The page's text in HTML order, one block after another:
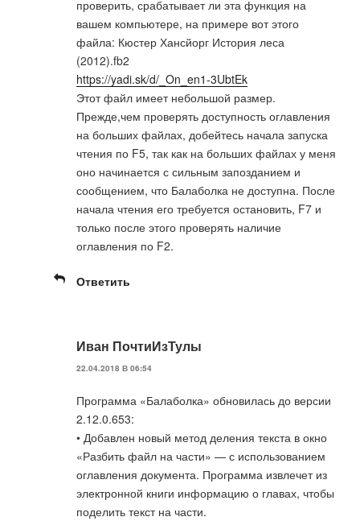
проверить, срабатывает ли эта функция на
вашем компьютере, на примере вот этого
файла: Кюстер Хансйорг История леса
(2012).fb2
https://yadi.sk/d/_On_en1-3UbtEk
Этот файл имеет небольшой размер.
Прежде,чем проверять доступность оглавления
на больших файлах, добейтесь начала запуска
чтения по F5, так как на больших файлах у меня
оно начинается с сильным запозданием и
сообщением, что Балаболка не доступна. После
начала чтения его требуется остановить, F7 и
только после этого проверять наличие
оглавления по F2.
Ответить
Иван ПочтиИзТулы
22.04.2018 В 06:54
Программа «Балаболка» обновилась до версии
2.12.0.653:
• Добавлен новый метод деления текста в окно
«Разбить файл на части» — с использованием
оглавления документа. Программа извлечет из
электронной книги информацию о главах, чтобы
поделить текст на части.